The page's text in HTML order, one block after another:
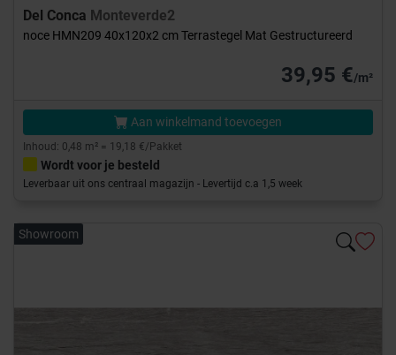
Del Conca Monteverde2
noce HMN209 40x120x2 cm Terrastegel Mat Gestructureerd
39,95 €/m²
Aan winkelmand toevoegen
Inhoud: 0,48 m² = 19,18 €/Pakket
Wordt voor je besteld
Leverbaar uit ons centraal magazijn - Levertijd c.a 1,5 week
Showroom